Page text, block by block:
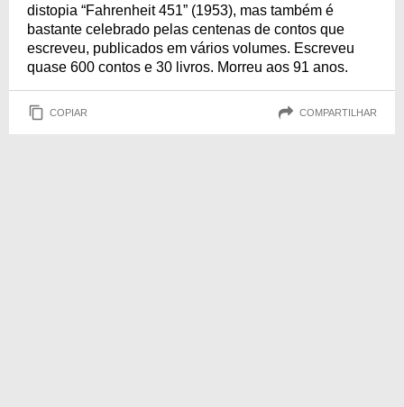
distopia “Fahrenheit 451” (1953), mas também é
bastante celebrado pelas centenas de contos que
escreveu, publicados em vários volumes. Escreveu
quase 600 contos e 30 livros. Morreu aos 91 anos.
COPIAR COMPARTILHAR